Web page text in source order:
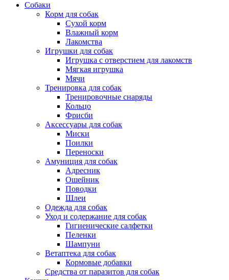
Собаки
Корм для собак
Сухой корм
Влажный корм
Лакомства
Игрушки для собак
Игрушка с отверстием для лакомств
Мягкая игрушка
Мячи
Тренировка для собак
Тренировочные снаряды
Кольцо
Фрисби
Аксессуары для собак
Миски
Поилки
Переноски
Амуниция для собак
Адресник
Ошейник
Поводки
Шлеи
Одежда для собак
Уход и содержание для собак
Гигиенические салфетки
Пеленки
Шампуни
Ветаптека для собак
Кормовые добавки
Средства от паразитов для собак